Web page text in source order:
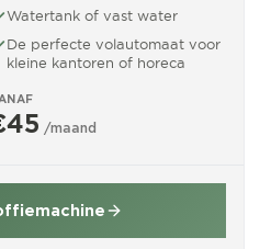
Watertank of vast water
De perfecte volautomaat voor
kleine kantoren of horeca
/maand